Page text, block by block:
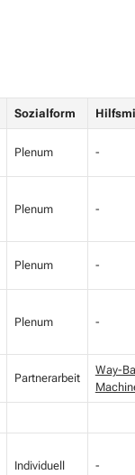
Sozialform
Plenum -
Plenum -
Plenum -
Plenum -
Partnerarbeit
Way-
Individuell -